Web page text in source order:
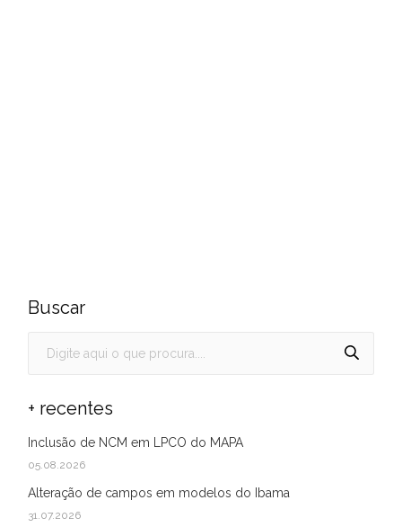
Buscar
+ recentes
Inclusão de NCM em LPCO do MAPA
05.08.2026
Alteração de campos em modelos do Ibama
31.07.2026